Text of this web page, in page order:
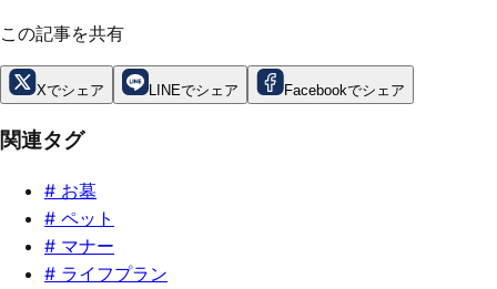
この記事を共有
Xでシェア LINEでシェア Facebookでシェア
関連タグ
# お墓
# ペット
# マナー
# ライフプラン